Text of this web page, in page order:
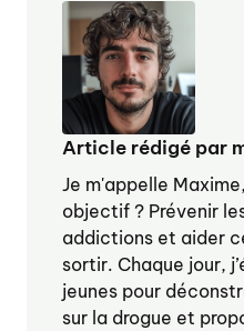
Article rédigé par
Je m'appelle
objectif ? Prévenir
addictions et aider
sortir. Chaque jour,
jeunes pour
sur la drogue et